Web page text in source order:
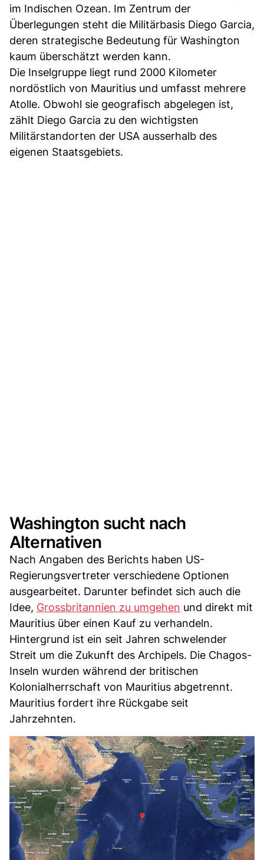
im Indischen Ozean. Im Zentrum der
Überlegungen steht die Militärbasis Diego Garcia,
deren strategische Bedeutung für Washington
kaum überschätzt werden kann.
Die Inselgruppe liegt rund 2000 Kilometer
nordöstlich von Mauritius und umfasst mehrere
Atolle. Obwohl sie geografisch abgelegen ist,
zählt Diego Garcia zu den wichtigsten
Militärstandorten der USA ausserhalb des
eigenen Staatsgebiets.
Washington sucht nach
Alternativen
Nach Angaben des Berichts haben US-
Regierungsvertreter verschiedene Optionen
ausgearbeitet. Darunter befindet sich auch die
Idee, Grossbritannien zu umgehen und direkt mit
Mauritius über einen Kauf zu verhandeln.
Hintergrund ist ein seit Jahren schwelender
Streit um die Zukunft des Archipels. Die Chagos-
Inseln wurden während der britischen
Kolonialherrschaft von Mauritius abgetrennt.
Mauritius fordert ihre Rückgabe seit
Jahrzehnten.